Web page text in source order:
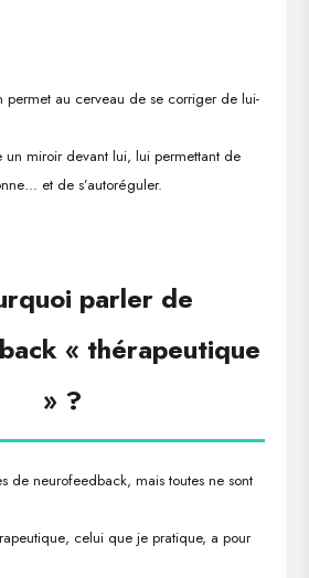
permet au cerveau de se corriger de lui-
un miroir devant lui, lui permettant de
et de s’autoréguler.
parler de
« thérapeutique
» ?
de neurofeedback, maistoutes ne sont
, celui que je pratique, a pour